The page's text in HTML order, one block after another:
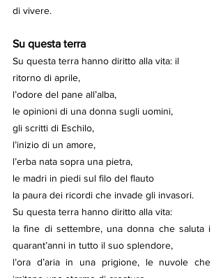
di vivere.
Su questa terra
Su questa terra hanno diritto alla vita: il
ritorno di aprile,
l’odore del pane all’alba,
le opinioni di una donna sugli uomini,
gli scritti di Eschilo,
l’inizio di un amore,
l’erba nata sopra una pietra,
le madri in piedi sul filo del flauto
la paura dei ricordi che invade gli invasori.
Su questa terra hanno diritto alla vita:
la fine di settembre, una donna che saluta i
quarant’anni in tutto il suo splendore,
l’ora d’aria in una prigione, le nuvole che